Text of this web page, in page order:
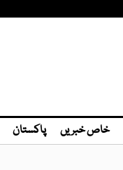
خاص خبریں پاکستان